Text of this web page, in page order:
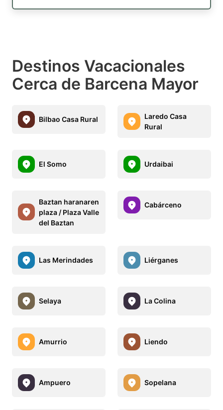
Destinos Vacacionales
Cerca de Barcena Mayor
Bilbao Casa Rural
Laredo Casa
Rural
El Somo Urdaibai
Baztan haranaren
plaza / Plaza Valle
del Baztan
Cabárceno
Las Merindades Liérganes
Selaya La Colina
Amurrio Liendo
Ampuero Sopelana